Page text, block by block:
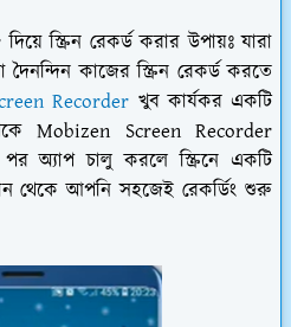
স্ক্রিন রেকর্ড করার উপায়ঃযারা
দৈনন্দিন কাজের স্ক্রিন রেকর্ড করতে
Recorder খুব কার্যকর একটি
Mobizen Screen Recorder
অ্যাপ চালু করলে স্ক্রিনে একটি
থেকে আপনি সহজেই রেকর্ডিং শুরু